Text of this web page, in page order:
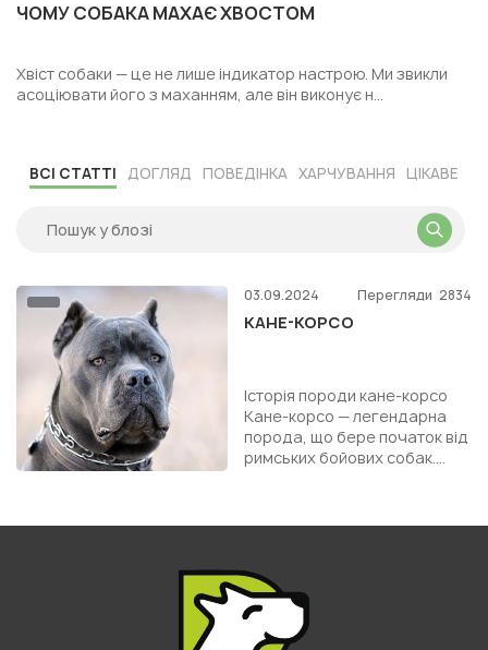
ЧОМУ СОБАКА МАХАЄ ХВОСТОМ
Хвіст собаки — це не лише індикатор настрою. Ми звикли
асоціювати його з маханням, але він виконує н...
ВСІ СТАТТІ ДОГЛЯД ПОВЕДІНКА ХАРЧУВАННЯ ЦІКАВЕ
03.09.2024 Перегляди 2834
КАНЕ-КОРСО
Історія породи кане-корсо
Кане-корсо — легендарна
порода, що бере початок від
римських бойових собак.